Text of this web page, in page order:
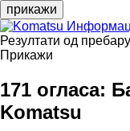
прикажи
Резултати од
Прикажи
171 огласа:
Komatsu